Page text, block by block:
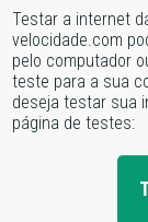
Testar a internet
velocidade.com
pelo computador
teste para a sua
deseja testar sua
página de testes: